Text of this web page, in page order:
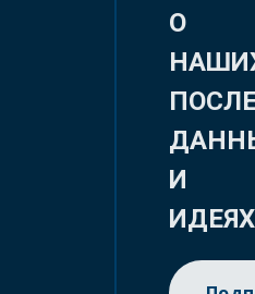
О
И
ИДЕЯХ